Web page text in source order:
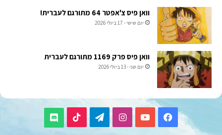
וואן פיס צ'אפטר 64 מתורגם לעברית!
יום שישי - 17 ביולי 2026
וואן פיס פרק 1169 מתורגם לעברית
יום שני - 13 ביולי 2026
Facebook
YouTube
Instagram
Telegram
TikTok
Discord